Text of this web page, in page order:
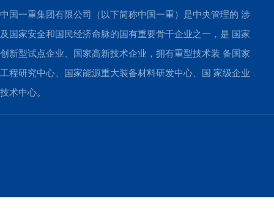
中国一重集团有限公司（以下简称中国一重）是中央管理的 涉
及国家安全和国民经济命脉的国有重要骨干企业之一，是 国家
创新型试点企业、国家高新技术企业，拥有重型技术装 备国家
工程研究中心、国家能源重大装备材料研发中心、国 家级企业
技术中心。